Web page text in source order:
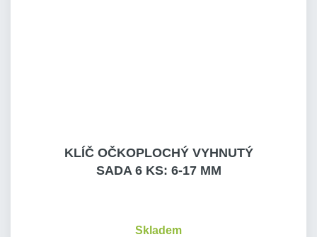
KLÍČ OČKOPLOCHÝ VYHNUTÝ
SADA 6 KS: 6-17 MM
Skladem